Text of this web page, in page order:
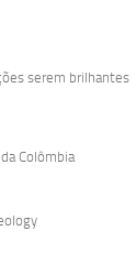
serem brilhantes
Colômbia